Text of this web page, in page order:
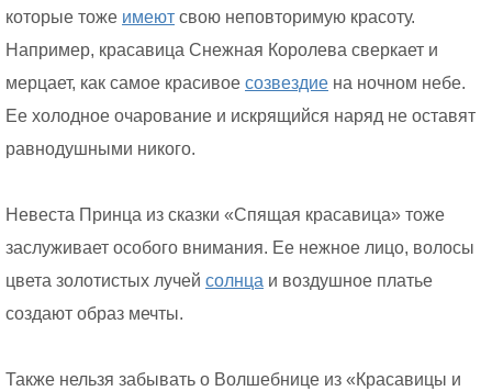
которые тоже имеют свою неповторимую красоту.
Например, красавица Снежная Королева сверкает и
мерцает, как самое красивое созвездие на ночном небе.
Ее холодное очарование и искрящийся наряд не оставят
равнодушными никого.
Невеста Принца из сказки «Спящая красавица» тоже
заслуживает особого внимания. Ее нежное лицо, волосы
цвета золотистых лучей солнца и воздушное платье
создают образ мечты.
Также нельзя забывать о Волшебнице из «Красавицы и